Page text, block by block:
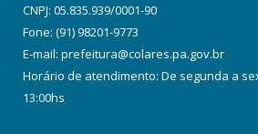
CNPJ: 05.835.939/0001-90
Fone: (91) 98201-9773
E-mail: prefeitura@colares.pa.gov.br
Horário de atendimento: De segunda a
13:00hs